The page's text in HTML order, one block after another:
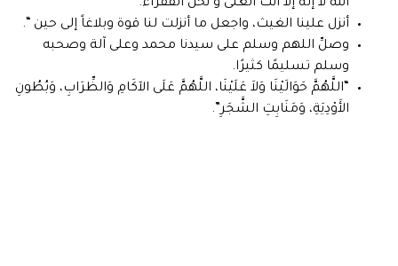
الله لا إله إلا أنت الغنى و نحن الفقراء.
أنزل علينا الغيث، واجعل ما أنزلت لنا قوة وبلاغاً إلى حين “.
وصلِّ اللهم وسلم على سيدنا محمد وعلى آلة وصحبه
وسلم تسليمًا كثيرًا.
“اللَّهُمَّ حَوَالَيْنَا وَلاَ عَلَيْنَا، اللَّهُمَّ عَلَى الآكَامِ وَالظِّرَابِ، وَبُطُونِ
الأَوْدِيَةِ، وَمَنَابِتِ الشَّجَرِ”.